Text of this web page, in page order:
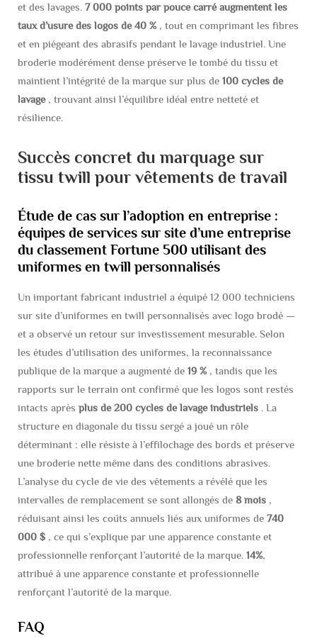
et des lavages. 7 000 points par pouce carré augmentent les
taux d’usure des logos de 40 % , tout en comprimant les fibres
et en piégeant des abrasifs pendant le lavage industriel. Une
broderie modérément dense préserve le tombé du tissu et
maintient l’intégrité de la marque sur plus de 100 cycles de
lavage , trouvant ainsi l’équilibre idéal entre netteté et
résilience.
Succès concret du marquage sur
tissu twill pour vêtements de travail
Étude de cas sur l’adoption en entreprise :
équipes de services sur site d’une entreprise
du classement Fortune 500 utilisant des
uniformes en twill personnalisés
Un important fabricant industriel a équipé 12 000 techniciens
sur site d’uniformes en twill personnalisés avec logo brodé —
et a observé un retour sur investissement mesurable. Selon
les études d’utilisation des uniformes, la reconnaissance
publique de la marque a augmenté de 19 % , tandis que les
rapports sur le terrain ont confirmé que les logos sont restés
intacts après plus de 200 cycles de lavage industriels . La
structure en diagonale du tissu sergé a joué un rôle
déterminant : elle résiste à l’effilochage des bords et préserve
une broderie nette même dans des conditions abrasives.
L’analyse du cycle de vie des vêtements a révélé que les
intervalles de remplacement se sont allongés de 8 mois ,
réduisant ainsi les coûts annuels liés aux uniformes de 740
000 $ , ce qui s’explique par une apparence constante et
professionnelle renforçant l’autorité de la marque. 14%,
attribué à une apparence constante et professionnelle
renforçant l’autorité de la marque.
FAQ